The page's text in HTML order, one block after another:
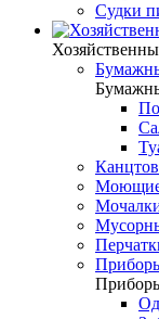
Судки
Моющие